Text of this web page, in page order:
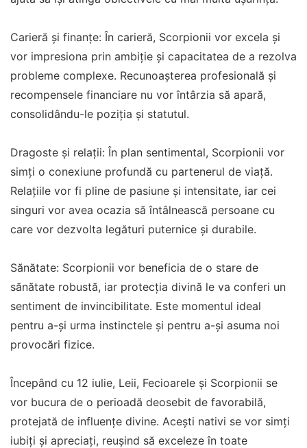
Carieră și finanțe: În carieră, Scorpionii vor excela și
vor impresiona prin ambiție și capacitatea de a rezolva
probleme complexe. Recunoașterea profesională și
recompensele financiare nu vor întârzia să apară,
consolidându-le poziția și statutul.
Dragoste și relații: În plan sentimental, Scorpionii vor
simți o conexiune profundă cu partenerul de viață.
Relațiile vor fi pline de pasiune și intensitate, iar cei
singuri vor avea ocazia să întâlnească persoane cu
care vor dezvolta legături puternice și durabile.
Sănătate: Scorpionii vor beneficia de o stare de
sănătate robustă, iar protecția divină le va conferi un
sentiment de invincibilitate. Este momentul ideal
pentru a-și urma instinctele și pentru a-și asuma noi
provocări fizice.
Începând cu 12 iulie, Leii, Fecioarele și Scorpionii se
vor bucura de o perioadă deosebit de favorabilă,
protejată de influențe divine. Acești nativi se vor simți
iubiți și apreciați, reușind să exceleze în toate